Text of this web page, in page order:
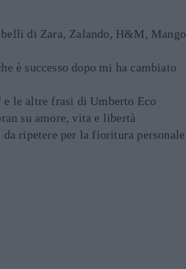
di Zara, Zalando, H&M, Mango
è successo dopo mi ha cambiato
le altre frasi di Umberto Eco
su amore, vita e libertà
ripetere per la fioritura personale